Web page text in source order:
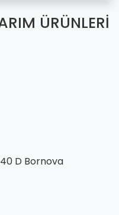
ÜRÜNLERİ
D Bornova